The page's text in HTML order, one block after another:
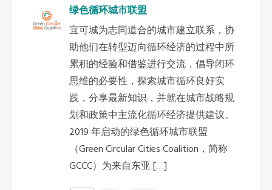
绿色循环城市联盟
宜可城为志同道合的城市建立联系，协
助他们在转型迈向循环经济的过程中所
累积的经验和借鉴进行交流，倡导闭环
思维的必要性，探索城市循环良好实
践，分享最新知识，并就在城市战略规
划和政策中主流化循环经济提供建议。
2019 年启动的绿色循环城市联盟
（Green Circular Cities Coalition，简称
GCCC）为来自东亚 […]